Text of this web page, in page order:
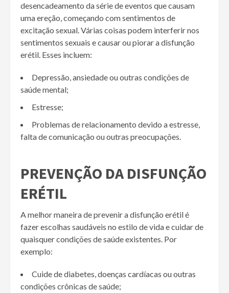
desencadeamento da série de eventos que causam
uma ereção, começando com sentimentos de
excitação sexual. Várias coisas podem interferir nos
sentimentos sexuais e causar ou piorar a disfunção
erétil. Esses incluem:
Depressão, ansiedade ou outras condições de
saúde mental;
Estresse;
Problemas de relacionamento devido a estresse,
falta de comunicação ou outras preocupações.
PREVENÇÃO DA DISFUNÇÃO
ERÉTIL
A melhor maneira de prevenir a disfunção erétil é
fazer escolhas saudáveis ​​no estilo de vida e cuidar de
quaisquer condições de saúde existentes. Por
exemplo:
Cuide de diabetes, doenças cardíacas ou outras
condições crônicas de saúde;